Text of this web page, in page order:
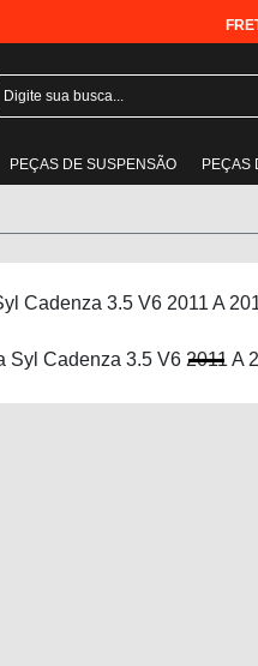
PEÇAS DE SUSPENSÃO PEÇAS
Cadenza 3.5 V6 2011 A